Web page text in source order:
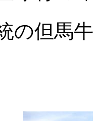
の但馬